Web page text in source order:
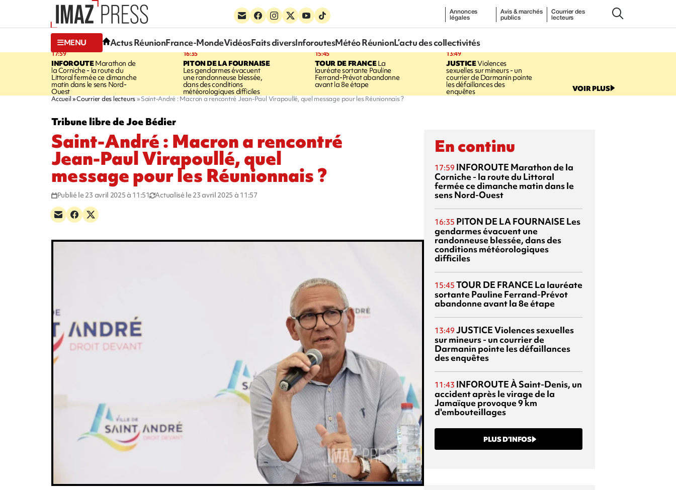
Annonces
légales
Avis & marchés
publics
Courrier des
lecteurs
MENU Actus RéunionFrance-MondeVidéosFaits diversInforoutesMétéo RéunionL’actu des collectivités
17:59
INFOROUTEMarathon de
la Corniche - la route du
Littoral fermée ce dimanche
matin dans le sens Nord-
Ouest
16:35
PITON DE LA FOURNAISE
Les gendarmes évacuent
une randonneuse blessée,
dans des conditions
météorologiques difficiles
15:45
TOUR DE FRANCELa
lauréate sortante Pauline
Ferrand-Prévot abandonne
avant la 8e étape
13:49
JUSTICEViolences
sexuelles sur mineurs - un
courrier de Darmanin pointe
les défaillances des
enquêtes VOIR PLUS
Accueil Courrier des lecteurs Saint-André : Macron a rencontré Jean-Paul Virapoullé, quel message pour les Réunionnais ?
Tribune libre de Joe Bédier
Saint-André : Macron a rencontré
Jean-Paul Virapoullé, quel
message pour les Réunionnais ?
Publié le 23 avril 2025 à 11:51 Actualisé le 23 avril 2025 à 11:57
En continu
17:59 INFOROUTE Marathon de la
Corniche - la route du Littoral
fermée ce dimanche matin dans le
sens Nord-Ouest
16:35 PITON DE LA FOURNAISE Les
gendarmes évacuent une
randonneuse blessée, dans des
conditions météorologiques
difficiles
15:45 TOUR DE FRANCE La lauréate
sortante Pauline Ferrand-Prévot
abandonne avant la 8e étape
13:49 JUSTICEViolences sexuelles
sur mineurs - un courrier de
Darmanin pointe les défaillances
des enquêtes
11:43 INFOROUTEÀ Saint-Denis, un
accident après le virage de la
Jamaïque provoque 9 km
d'embouteillages
PLUS D’INFOS